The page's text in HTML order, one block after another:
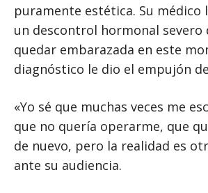
puramente estética. Su médico
un descontrol hormonal severo
quedar embarazada en este
diagnóstico le dio el empujón
«Yo sé que muchas veces me
que no quería operarme, que
de nuevo, pero la realidad es
ante su audiencia.